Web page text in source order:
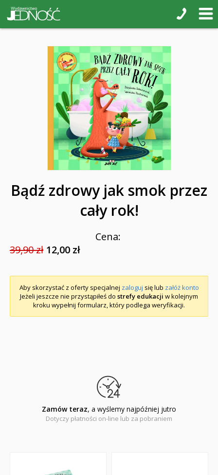
Bądź zdrowy jak smok przez
cały rok!
Cena:
39,90 zł 12,00 zł
Aby skorzystać z oferty specjalnej zaloguj się lub załóż konto
Jeżeli jeszcze nie przystąpiłeś do strefy edukacji w kolejnym
kroku wypełnij formularz, który podlega weryfikacji.
Zamów teraz, a wyślemy najpóźniej jutro
Dotyczy płatności on-line lub za pobraniem